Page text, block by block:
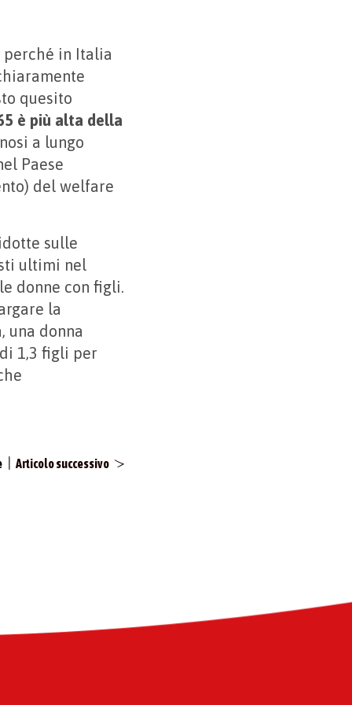
perché in Italia
quesito
è più alta della
a lungo
Paese
del welfare
sulle
ultimi nel
donne con figli.
la
una donna
1,3 figli per
| Articolo successivo